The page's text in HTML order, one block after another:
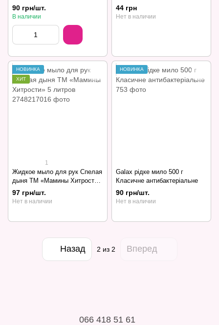
антибактериальное
90 грн/шт.
В наличии
молочный протеин" с
дозатором 500мл
44 грн
Нет в наличии
НОВИНКА
ХИТ
1
Жидкое мыло для рук Спелая
дыня ТМ «Мамины Хитрости»
5 литров
97 грн/шт.
Нет в наличии
НОВИНКА
Galax рідке мило 500 г
Класичне антибактеріальне
90 грн/шт.
Нет в наличии
Назад 2 из 2 Вперед
066 418 51 61